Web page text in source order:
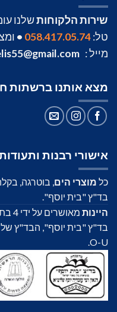
שירות הלקוחותשלנו
טל:058.417.05.74
•
מייל :
מצא אותנו ברשתות
אישורי רבנות
כל מוצרי הים, בוטרגה,
בד"ץ "בית יוסף".
היינות
בד"ץ "בית יוסף", הבד"ץ
O-U.